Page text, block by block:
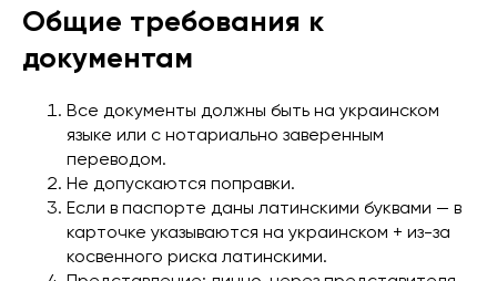
Общие требования к
документам
Все документы должны быть на украинском
языке или с нотариально заверенным
переводом.
Не допускаются поправки.
Если в паспорте даны латинскими буквами — в
карточке указываются на украинском + из-за
косвенного риска латинскими.